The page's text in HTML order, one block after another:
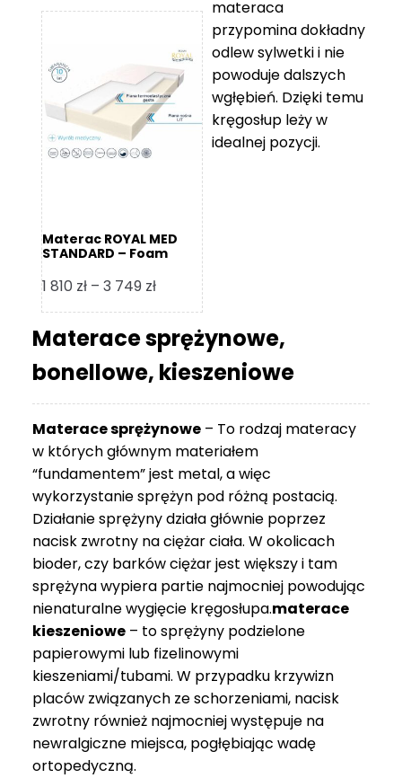
od
119 zł
do
11
670 zł
Materac ROYAL MED
STANDARD – Foam
1 810 zł – 3 749 złZakres
cen:
od
1
810 zł
749 zł
materaca
przypomina dokładny
odlew sylwetki i nie
powoduje dalszych
wgłębień. Dzięki temu
kręgosłup leży w
idealnej pozycji.
Materace sprężynowe,
bonellowe, kieszeniowe
Materace sprężynowe – To rodzaj materacy
w których głównym materiałem
“fundamentem” jest metal, a więc
wykorzystanie sprężyn pod różną postacią.
Działanie sprężyny działa głównie poprzez
nacisk zwrotny na ciężar ciała. W okolicach
bioder, czy barków ciężar jest większy i tam
sprężyna wypiera partie najmocniej powodując
nienaturalne wygięcie kręgosłupa.materace
kieszeniowe – to sprężyny podzielone
papierowymi lub fizelinowymi
kieszeniami/tubami. W przypadku krzywizn
placów związanych ze schorzeniami, nacisk
zwrotny również najmocniej występuje na
newralgiczne miejsca, pogłębiając wadę
ortopedyczną.